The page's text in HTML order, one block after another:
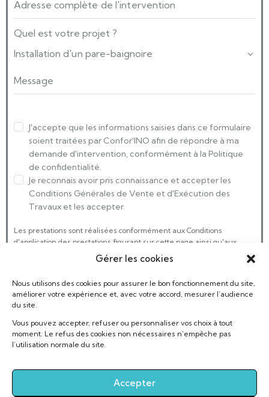
Gérer les cookies
Nous utilisons des cookies pour assurer le bon fonctionnement du site,
améliorer votre expérience et, avec votre accord, mesurer l’audience
du site.
Vous pouvez accepter, refuser ou personnaliser vos choix à tout
moment. Le refus des cookies non nécessaires n’empêche pas
l’utilisation normale du site.
Accepter
Quel est votre projet ?
J'accepte que les informations saisies dans ce formulaire
soient traitées par Confor'INO afin de répondre à ma
demande d'intervention, conformément à la Politique
de confidentialité.
Je reconnais avoir pris connaissance et accepter les
Conditions Générales de Vente et d'Exécution des
Travaux et les accepter.
Les prestations sont réalisées conformément aux Conditions
d'application des prestations figurant sur cette page ainsi qu'aux
Conditions Générales de Vente et d'Exécution des Travaux.
Conditions d'application des prestations
Avant de réserver votre intervention